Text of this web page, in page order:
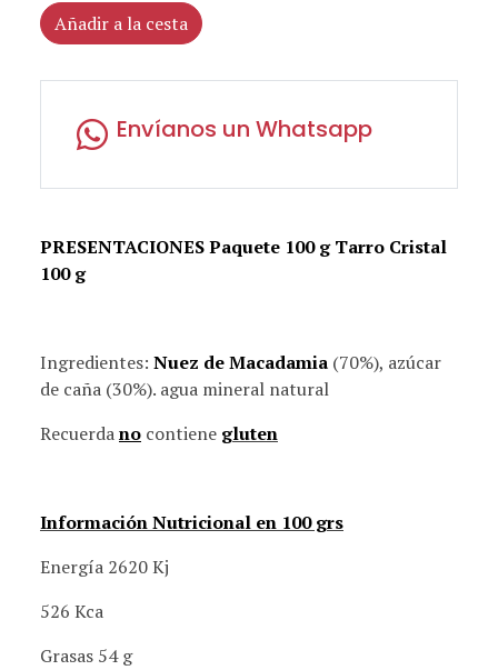
Añadir a la cesta
Envíanos un Whatsapp
PRESENTACIONES Paquete 100 g Tarro Cristal
100 g
Ingredientes: Nuez de Macadamia (70%), azúcar
de caña (30%). agua mineral natural
Recuerdano contiene gluten
Información Nutricional en 100 grs
Energía 2620 Kj
526 Kca
Grasas 54 g